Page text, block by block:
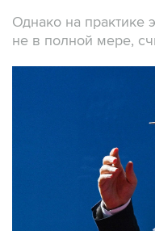
Однако на практике
не в полной мере,